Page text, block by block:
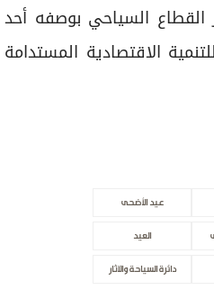
القطاع السياحي بوصفه أحد
الاقتصادية المستدامة
عيد الأضحى
العيد
دائرة السياحة والآثار